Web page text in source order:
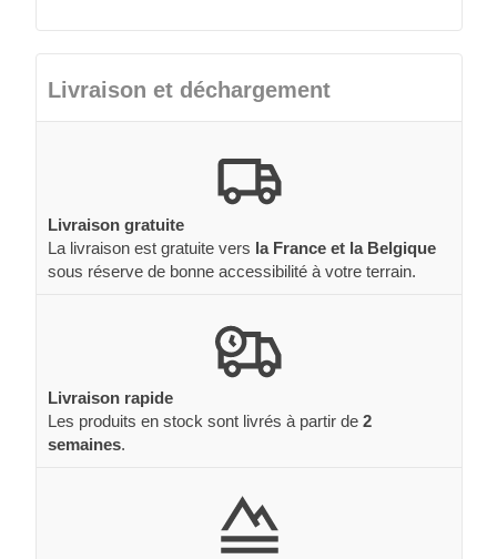
Livraison et déchargement
Livraison gratuite
La livraison est gratuite vers la France et la Belgique
sous réserve de bonne accessibilité à votre terrain.
Livraison rapide
Les produits en stock sont livrés à partir de 2
semaines.